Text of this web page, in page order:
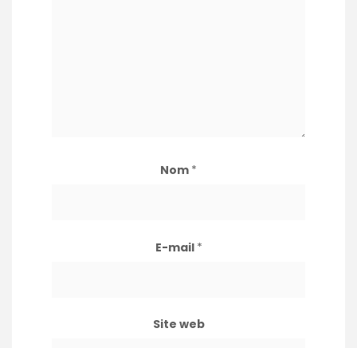
Nom *
E-mail *
Site web